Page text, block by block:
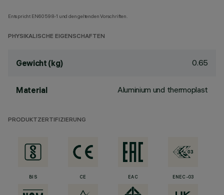
Entspricht EN60598-1 und den geltenden Vorschriften.
PHYSIKALISCHE EIGENSCHAFTEN
Gewicht (kg) 0.65
Material Aluminium und thermoplast
PRODUKTZERTIFIZIERUNG
BIS CE EAC ENEC-03